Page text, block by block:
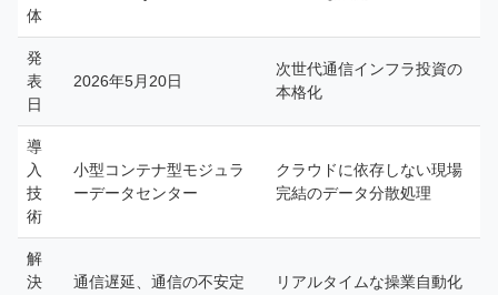
体
発
表
日
2026年5月20日
次世代通信インフラ投資の
本格化
導
入
技
術
小型コンテナ型モジュラ
ーデータセンター
クラウドに依存しない現場
完結のデータ分散処理
解
決
通信遅延、通信の不安定
リアルタイムな操業自動化